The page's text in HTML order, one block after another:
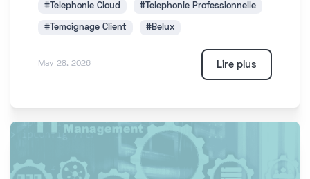
#Telephonie Cloud #Telephonie Professionnelle
#Temoignage Client #Belux
May 28, 2026 Lire plus